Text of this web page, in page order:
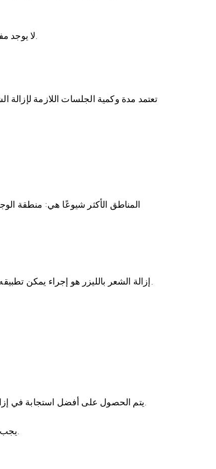
لا يوجد مفهوم لأفضل نظام ليزر. استخدام جميع أنظمة إزالة الشعر بالليزر حسب الموقع مناسب للحصول على نتائج جيدة.
المناطق الأكثر شيوعًا هي: منطقة
إزالة الشعر بالليزر هو إجراء يمكن تطبيقه على النساء والرجال الأصحاء ، بمن فيهم النساء الحوامل ، دون أي مشاكل في الأشهر الأربعة الأولى من الحمل.
يتم الحصول على أفضل استجابة في إزالة الشعر بالليزر بشعر فاتح وسميك ومظلم بلون البشرة. الشعر عديم اللون والأحمر لا يتأثر بالليزر لإزالة الشعر.
يجب تجنب مصادر الضوء الاصطناعي مثل حمامات الشمس أو الاستلقاء تحت أشعة الشمس قبل 15 يومًا من الإجراء.